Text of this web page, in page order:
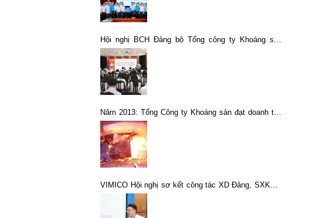
Hội nghị BCH Đảng bộ Tổng công ty Khoáng sản
TKV – CTCP (Mở rộng) Phát huy tinh thần “Kỷ luật
và Đồng tâm” quyết tâm hoàn thành toàn diện nhiệm
vụ năm 2025
Năm 2013: Tổng Công ty Khoáng sản đạt doanh thu
3.600 tỷ đồng
VIMICO Hội nghị sơ kết công tác XD Đảng, SXKD 6
tháng đầu năm 2022 và triển khai nhiệm vụ quý III, 6
tháng cuối năm 2022